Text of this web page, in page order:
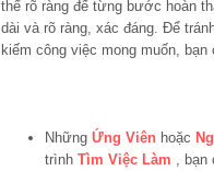
thể rõ ràng để từng bước hoàn
dài và rõ ràng, xác đáng. Để
kiếm công việc mong muốn,
Những Ứng Viên hoặc
trình Tìm Việc Làm ,